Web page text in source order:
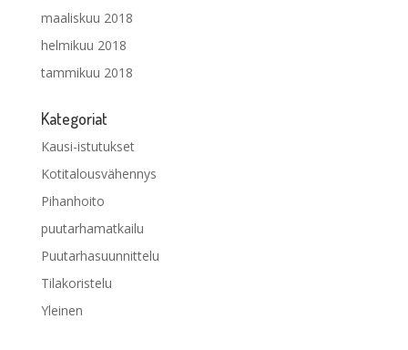
maaliskuu 2018
helmikuu 2018
tammikuu 2018
Kategoriat
Kausi-istutukset
Kotitalousvähennys
Pihanhoito
puutarhamatkailu
Puutarhasuunnittelu
Tilakoristelu
Yleinen